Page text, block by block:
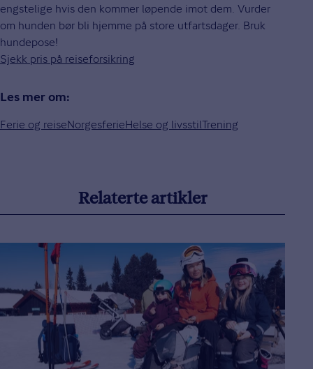
engstelige hvis den kommer løpende imot dem. Vurder
om hunden bør bli hjemme på store utfartsdager. Bruk
hundepose!
Sjekk pris på reiseforsikring
Les mer om:
Ferie og reiseNorgesferieHelse og livsstilTrening
Relaterte artikler